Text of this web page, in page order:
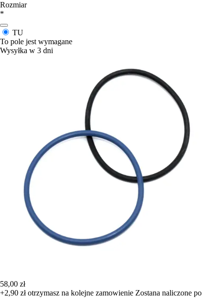
Rozmiar
*
TU
To pole jest wymagane
Wysyłka w 3 dni
58,00 zł
+2,90 złotrzymasz na kolejne zamowienie Zostana naliczone po